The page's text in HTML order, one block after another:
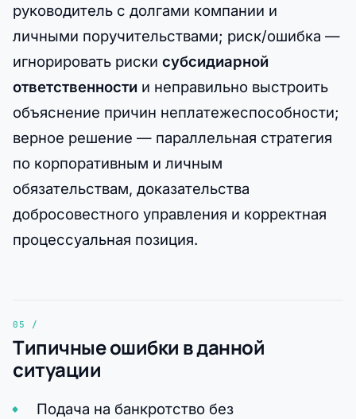
руководитель с долгами компании и
личными поручительствами; риск/ошибка —
игнорировать риски субсидиарной
ответственности и неправильно выстроить
объяснение причин неплатежеспособности;
верное решение — параллельная стратегия
по корпоративным и личным
обязательствам, доказательства
добросовестного управления и корректная
процессуальная позиция.
Типичные ошибки в данной
ситуации
Подача на банкротство без